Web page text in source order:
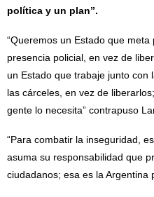
política y un plan”.
“Queremos un Estado que
presencia policial, en vez de
un Estado que trabaje junto con
las cárceles, en vez de
gente lo necesita” contrapuso
“Para combatir la inseguridad,
asuma su responsabilidad que
ciudadanos; esa es la Argentina